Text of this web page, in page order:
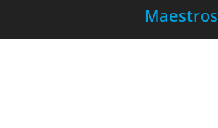
Maestros